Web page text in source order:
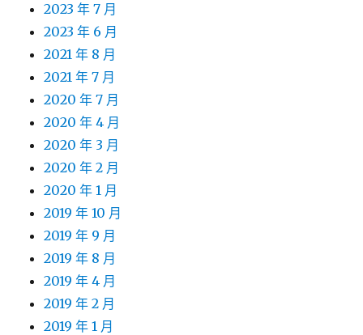
2023 年 7 月
2023 年 6 月
2021 年 8 月
2021 年 7 月
2020 年 7 月
2020 年 4 月
2020 年 3 月
2020 年 2 月
2020 年 1 月
2019 年 10 月
2019 年 9 月
2019 年 8 月
2019 年 4 月
2019 年 2 月
2019 年 1 月